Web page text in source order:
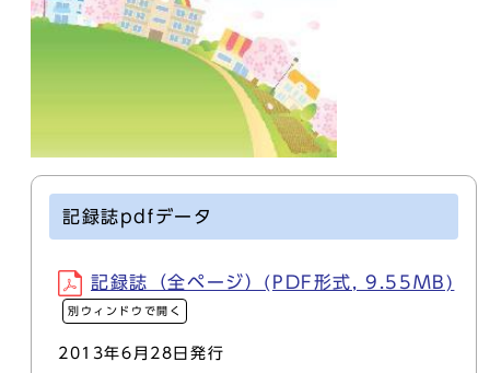
記録誌pdfデータ
記録誌（全ページ）(PDF形式, 9.55MB)
別ウィンドウで開く
2013年6月28日発行